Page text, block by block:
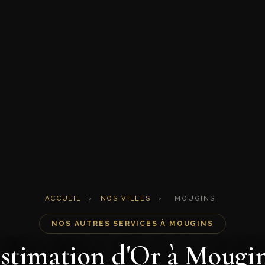
ACCUEIL › NOS VILLES › MOUGINS
NOS AUTRES SERVICES À MOUGINS
d'Or à